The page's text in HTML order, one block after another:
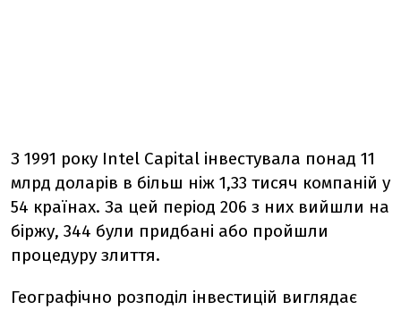
З 1991 року Intel Capital інвестувала понад 11
млрд доларів в більш ніж 1,33 тисяч компаній у
54 країнах. За цей період 206 з них вийшли на
біржу, 344 були придбані або пройшли
процедуру злиття.
Географічно розподіл інвестицій виглядає